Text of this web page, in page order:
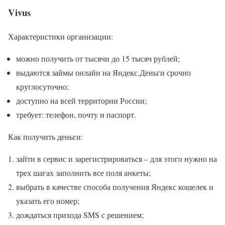
Vivus
Характеристики организации:
можно получить от тысячи до 15 тысяч рублей;
выдаются займы онлайн на Яндекс.Деньги срочно
круглосуточно;
доступно на всей территории России;
требует: телефон, почту и паспорт.
Как получить деньги:
зайти в сервис и зарегистрироваться – для этого нужно на
трех шагах заполнить все поля анкеты;
выбрать в качестве способа получения Яндекс кошелек и
указать его номер;
дождаться прихода SMS с решением;